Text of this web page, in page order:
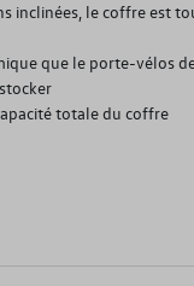
inclinées, le coffre est
que le porte-vélos
totale du coffre